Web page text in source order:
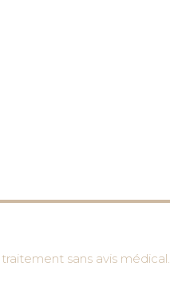
sans avis médical.